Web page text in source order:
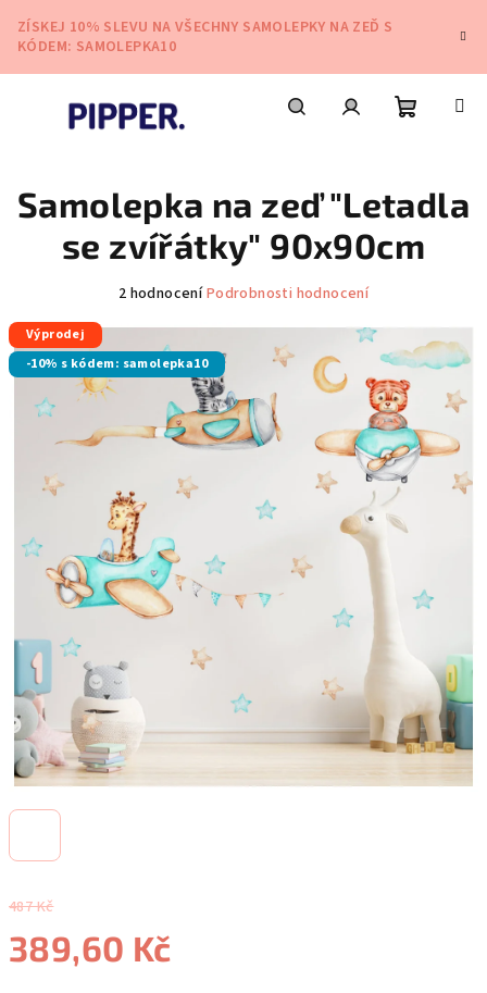
obsah
ZÍSKEJ 10% SLEVU NA VŠECHNY SAMOLEPKY NA ZEĎ S
KÓDEM: SAMOLEPKA10
košík
487 Kč
389,60 Kč
Samolepka na zeď "Letadla
se zvířátky" 90x90cm
Průměrné
je
5,0
5
hvězdiček.
2 hodnoceníPodrobnosti hodnocení
Výprodej
-10% s kódem: samolepka10